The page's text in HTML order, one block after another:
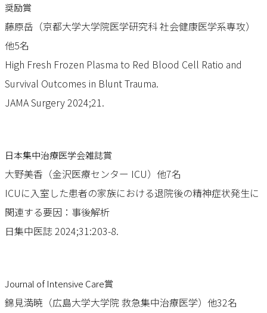
奨励賞
藤原岳（京都大学大学院医学研究科 社会健康医学系専攻）
他5名
High Fresh Frozen Plasma to Red Blood Cell Ratio and
Survival Outcomes in Blunt Trauma.
JAMA Surgery 2024;21.
日本集中治療医学会雑誌賞
大野美香（金沢医療センター ICU）他7名
ICUに入室した患者の家族における退院後の精神症状発生に
関連する要因：事後解析
日集中医誌 2024;31:203-8.
Journal of Intensive Care賞
錦見満暁（広島大学大学院 救急集中治療医学）他32名